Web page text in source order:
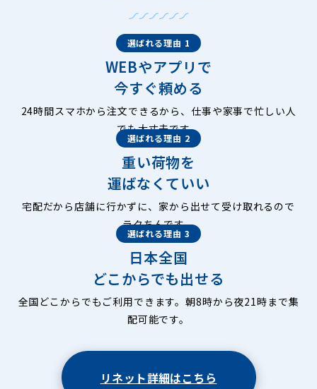
選ばれる理由 1
WEBやアプリで
今すぐ頼める
24時間スマホから注文できるから、仕事や家事で忙しい人
でも大丈夫です。
選ばれる理由 2
重い荷物を
運ばなくていい
宅配だから店舗に行かずに、家から出せて受け取れるので
ラクちんです。
選ばれる理由 3
日本全国
どこからでも出せる
全国どこからでもご利用できます。朝8時から夜21時まで集
配可能です。
リネット詳細はこちら